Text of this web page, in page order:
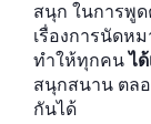
สนุก ในการพู
เรื่องการนัดห
ทำให้ทุกคนไ
สนุกสนาน ตล
กันได้